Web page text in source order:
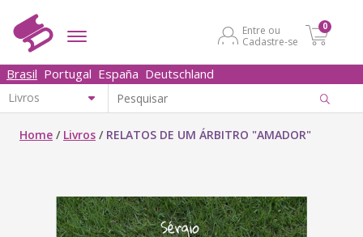
Entre ou
Cadastre-se
0
Brasil Portugal España Deutschland
Home / Livros / RELATOS DE UM ÁRBITRO "AMADOR"